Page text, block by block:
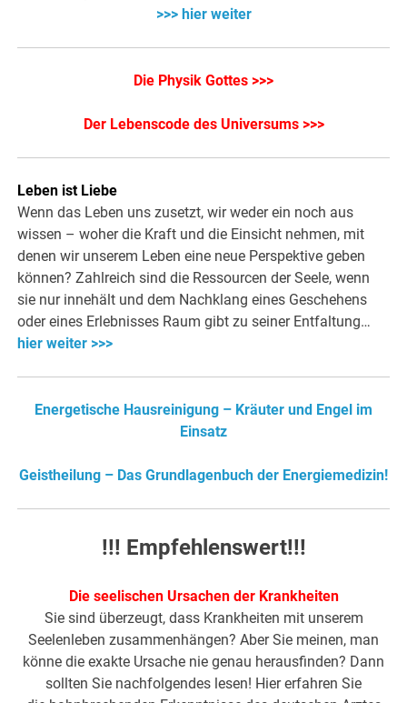
>>> hier weiter
Die Physik Gottes >>>
Der Lebenscode des Universums >>>
Leben ist Liebe
Wenn das Leben uns zusetzt, wir weder ein noch aus
wissen – woher die Kraft und die Einsicht nehmen, mit
denen wir unserem Leben eine neue Perspektive geben
können? Zahlreich sind die Ressourcen der Seele, wenn
sie nur innehält und dem Nachklang eines Geschehens
oder eines Erlebnisses Raum gibt zu seiner Entfaltung…
hier weiter >>>
Energetische Hausreinigung – Kräuter und Engel im
Einsatz
Geistheilung – Das Grundlagenbuch der Energiemedizin!
!!! Empfehlenswert!!!
Die seelischen Ursachen der Krankheiten
Sie sind überzeugt, dass Krankheiten mit unserem
Seelenleben zusammenhängen? Aber Sie meinen, man
könne die exakte Ursache nie genau herausfinden? Dann
sollten Sie nachfolgendes lesen! Hier erfahren Sie